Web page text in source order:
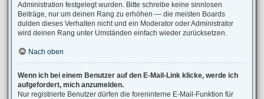
Administration festgelegt wurden. Bitte schreibe keine sinnlosen
Beiträge, nur um deinen Rang zu erhöhen — die meisten Boards
dulden dieses Verhalten nicht und ein Moderator oder Administrator
wird deinen Rang unter Umständen einfach wieder zurücksetzen.
Nach oben
Wenn ich bei einem Benutzer auf den E-Mail-Link klicke, werde ich
aufgefordert, mich anzumelden.
Nur registrierte Benutzer dürfen die foreninterne E-Mail-Funktion für